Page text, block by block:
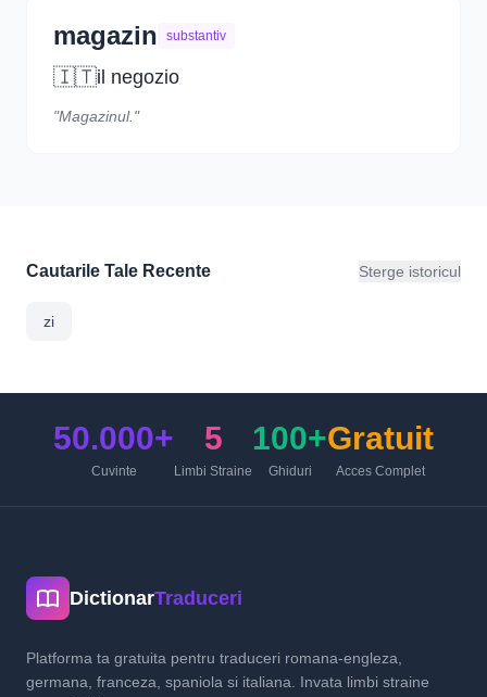
magazin substantiv
🇮🇹il negozio
"Magazinul."
Cautarile Tale Recente Sterge istoricul
zi
50.000+
Cuvinte
5
Limbi Straine
100+
Ghiduri
Gratuit
Acces Complet
DictionarTraduceri
Platforma ta gratuita pentru traduceri romana-engleza,
germana, franceza, spaniola si italiana. Invata limbi straine